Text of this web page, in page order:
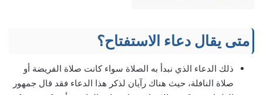
متى يقال دعاء الاستفتاح؟
ذلك الدعاء الذي نبدأ به الصلاة سواء كانت صلاة الفريضة أو
صلاة النافلة، حيث هناك رآيان لذكر هذا الدعاء فقد قال جمهور